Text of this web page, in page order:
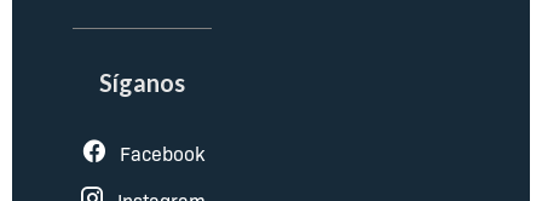
Síganos
Facebook